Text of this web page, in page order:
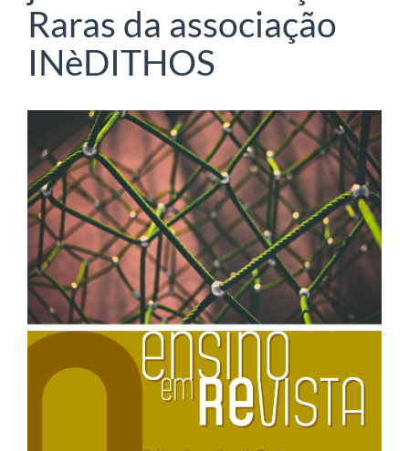
Raras da associação
INèDITHOS
Barra
lateral
de
artigos